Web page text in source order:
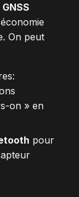
GNSS
On peut
on » en
pour